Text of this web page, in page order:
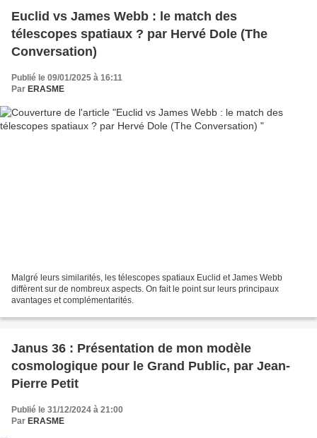
Euclid vs James Webb : le match des
télescopes spatiaux ? par Hervé Dole (The
Conversation)
Publié le 09/01/2025 à 16:11
Par ERASME
Malgré leurs similarités, les télescopes spatiaux Euclid et James Webb
diffèrent sur de nombreux aspects. On fait le point sur leurs principaux
avantages et complémentarités.
Janus 36 : Présentation de mon modèle
cosmologique pour le Grand Public, par Jean-
Pierre Petit
Publié le 31/12/2024 à 21:00
Par ERASME